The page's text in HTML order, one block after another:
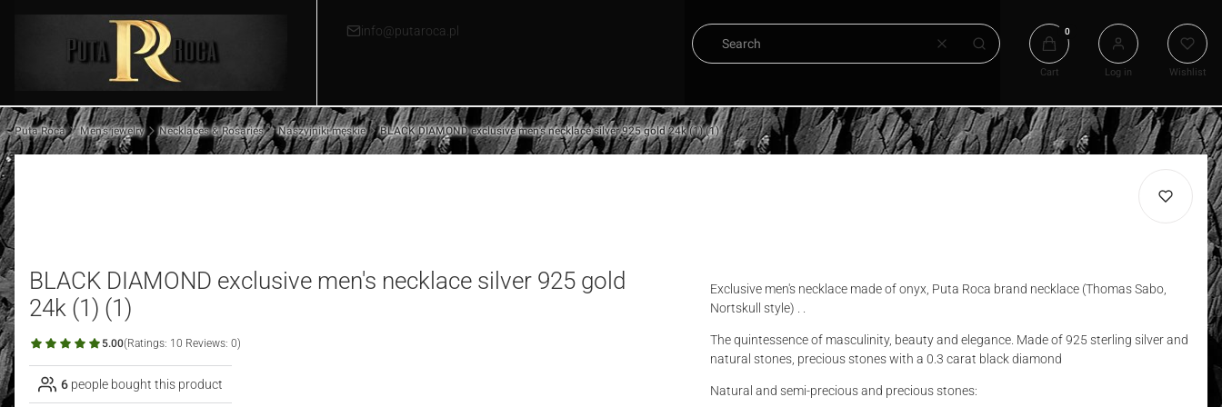
info@putaroca.pl
Clear
Search
Products in the cart: 0. See
Cart Log in Wishlist
Puta Roca Men's jewelry Necklaces & Rosaries Naszyjniki męskie BLACK DIAMOND exclusive men's necklace silver 925 gold 24k (1) (1)
BLACK DIAMOND exclusive men's necklace silver 925 gold
24k (1) (1)
5.00(Ratings: 10 Reviews: 0)
6 people bought this product
Exclusive men's necklace made of onyx, Puta Roca brand necklace (Thomas Sabo,
Nortskull style) . .
The quintessence of masculinity, beauty and elegance. Made of 925 sterling silver and
natural stones, precious stones with a 0.3 carat black diamond
Natural and semi-precious and precious stones: